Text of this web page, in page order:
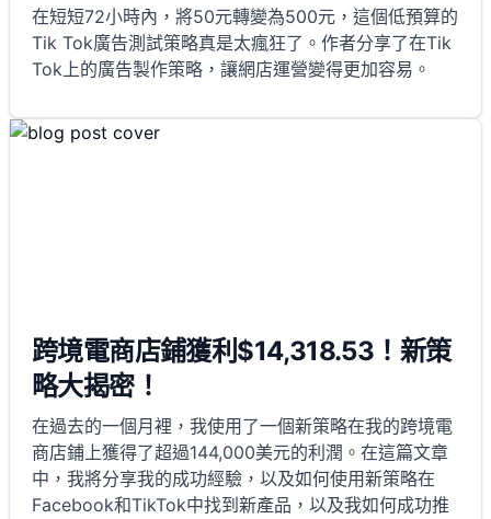
在短短72小時內，將50元轉變為500元，這個低預算的
Tik Tok廣告測試策略真是太瘋狂了。作者分享了在Tik
Tok上的廣告製作策略，讓網店運營變得更加容易。
跨境電商店鋪獲利$14,318.53！新策
略大揭密！
在過去的一個月裡，我使用了一個新策略在我的跨境電
商店鋪上獲得了超過144,000美元的利潤。在這篇文章
中，我將分享我的成功經驗，以及如何使用新策略在
Facebook和TikTok中找到新產品，以及我如何成功推